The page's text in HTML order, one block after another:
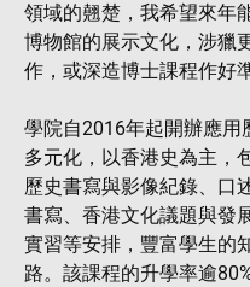
領域的翹楚，我希望來年
博物館的展示文化，涉獵
作，或深造博士課程作好
學院自2016年起開辦應用
多元化，以香港史為主，
歷史書寫與影像紀錄、口
書寫、香港文化議題與發
實習等安排，豐富學生的
路。該課程的升學率逾